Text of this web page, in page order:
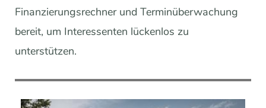
Finanzierungsrechner und Terminüberwachung
bereit, um Interessenten lückenlos zu
unterstützen.